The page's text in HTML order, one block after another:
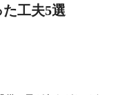
工夫5選